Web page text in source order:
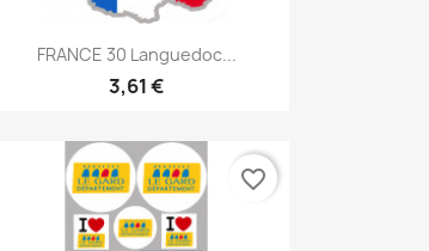
Aperçu rapide
FRANCE 30 Languedoc...
3,61 €
favorite_border